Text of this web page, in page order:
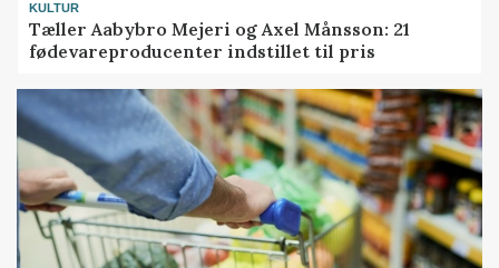
KULTUR
Tæller Aabybro Mejeri og Axel Månsson: 21
fødevareproducenter indstillet til pris